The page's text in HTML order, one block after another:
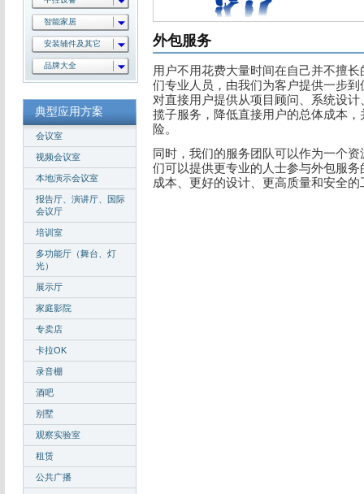
外包服务
用户不用花费大量时间在自己并不擅
们专业人员，由我们为客户提供一步
对直接用户提供从项目顾问、系统设
揽子服务，降低直接用户的总体成本
险。
同时，我们的服务团队可以作为一个
们可以提供更专业的人士参与外包服
成本、更好的设计、更高质量和安全
智能家居
安装辅件及其它
品牌大全
典型应用方案
会议室
视频会议室
本地演示会议室
报告厅、演讲厅、国际
会议厅
培训室
多功能厅（舞台、灯
光）
展示厅
家庭影院
专卖店
卡拉OK
录音棚
酒吧
别墅
观察实验室
租赁
公共广播